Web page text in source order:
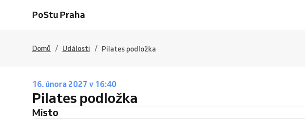
PoStu Praha
Domů / Události / Pilates podložka
16. února 2027 v 16:40
Pilates podložka
Místo